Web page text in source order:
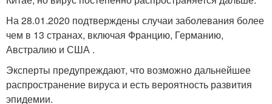
На 28.01.2020 подтверждены случаи заболевания более
чем в 13 странах, включая Францию, Германию,
Австралию и США .
Эксперты предупреждают, что возможно дальнейшее
распространение вируса и есть вероятность развития
эпидемии.